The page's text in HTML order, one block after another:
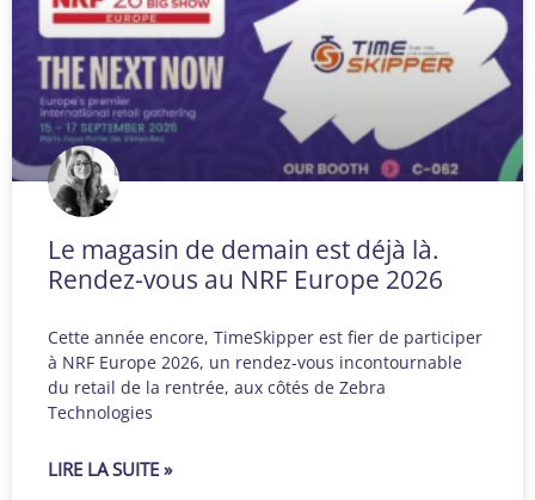
Le magasin de demain est déjà là.
Rendez-vous au NRF Europe 2026
Cette année encore, TimeSkipper est fier de participer
à NRF Europe 2026, un rendez-vous incontournable
du retail de la rentrée, aux côtés de Zebra
Technologies
LIRE LA SUITE »